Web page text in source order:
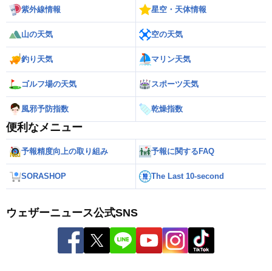
紫外線情報 星空・天体情報
山の天気 空の天気
釣り天気 マリン天気
ゴルフ場の天気 スポーツ天気
風邪予防指数 乾燥指数
便利なメニュー
予報精度向上の取り組み 予報に関するFAQ
SORASHOP The Last 10-second
ウェザーニュース公式SNS